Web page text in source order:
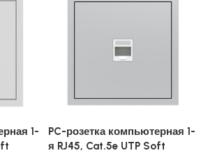
1-
PC-розетка компьютерная 1-
я RJ45, Cat.5e UTP Soft